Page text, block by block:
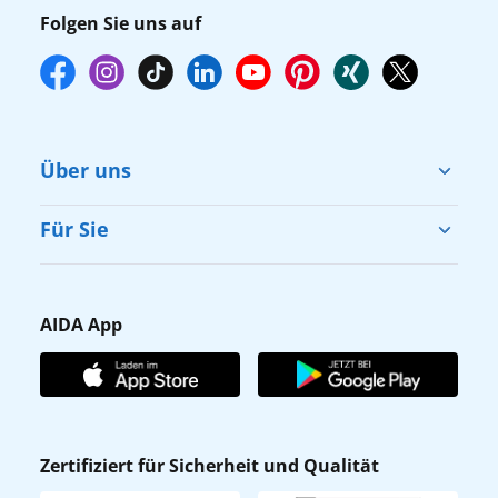
Folgen Sie uns auf
Über uns
Cruise & Help
Karriere
Affiliateprogramm
Verhaltens- & Ethikkodex
Für Sie
Gästefragebogen
AIDA Club
AIDA App
AIDA App
Zertifiziert für Sicherheit und Qualität